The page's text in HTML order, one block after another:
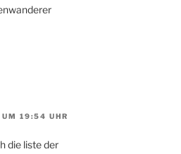
19:54 UHR
die liste der